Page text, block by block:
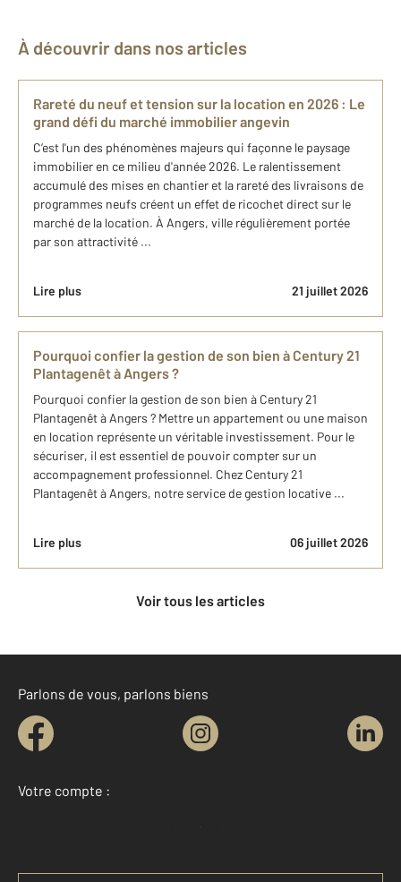
À découvrir dans nos articles
Rareté du neuf et tension sur la location en 2026 : Le
grand défi du marché immobilier angevin
C’est l'un des phénomènes majeurs qui façonne le paysage
immobilier en ce milieu d'année 2026. Le ralentissement
accumulé des mises en chantier et la rareté des livraisons de
programmes neufs créent un effet de ricochet direct sur le
marché de la location. À Angers, ville régulièrement portée
par son attractivité ...
Lire plus 21 juillet 2026
Pourquoi confier la gestion de son bien à Century 21
Plantagenêt à Angers ?
Pourquoi confier la gestion de son bien à Century 21
Plantagenêt à Angers ? Mettre un appartement ou une maison
en location représente un véritable investissement. Pour le
sécuriser, il est essentiel de pouvoir compter sur un
accompagnement professionnel. Chez Century 21
Plantagenêt à Angers, notre service de gestion locative ...
Lire plus 06 juillet 2026
Voir tous les articles
Parlons de vous, parlons biens
Votre compte :
Accéder à mon compte